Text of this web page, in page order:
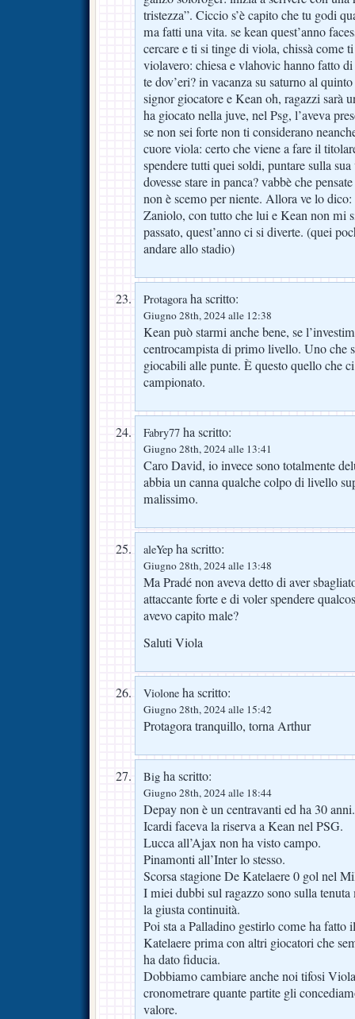
tristezza”. Ciccio s’è capito che tu godi
ma fatti una vita. se kean quest’anno
cercare e ti si tinge di viola, chissà come
violavero: chiesa e vlahovic hanno fatto
te dov’eri? in vacanza su saturno al
signor giocatore e Kean oh, ragazzi sarà
ha giocato nella juve, nel Psg, l’aveva
se non sei forte non ti considerano
cuore viola: certo che viene a fare il
spendere tutti quei soldi, puntare sulla
dovesse stare in panca? vabbè che
non è scemo per niente. Allora ve lo dico:
Zaniolo, con tutto che lui e Kean non mi
passato, quest’anno ci si diverte. (quei
andare allo stadio)
Protagoraha scritto:
Giugno 28th, 2024 alle 12:38
Kean può starmi anche bene, se
centrocampista di primo livello. Uno che
giocabili alle punte. È questo quello che
campionato.
Fabry77 ha scritto:
Giugno 28th, 2024 alle 13:41
Caro David, io invece sono totalmente
abbia un canna qualche colpo di livello
malissimo.
aleYep ha scritto:
Giugno 28th, 2024 alle 13:48
Ma Pradé non aveva detto di aver
attaccante forte e di voler spendere
avevo capito male?
Saluti Viola
Violone ha scritto:
Giugno 28th, 2024 alle 15:42
Protagora tranquillo, torna Arthur
Big ha scritto:
Giugno 28th, 2024 alle 18:44
Depay non è un centravanti ed ha 30 anni.
Icardi faceva la riserva a Kean nel PSG.
Lucca all’Ajax non ha visto campo.
Pinamonti all’Inter lo stesso.
Scorsa stagione De Katelaere 0 gol nel
I miei dubbi sul ragazzo sono sulla tenuta
la giusta continuità.
Poi sta a Palladino gestirlo come ha fatto
Katelaere prima con altri giocatori che
ha dato fiducia.
Dobbiamo cambiare anche noi tifosi
cronometrare quante partite gli
valore.